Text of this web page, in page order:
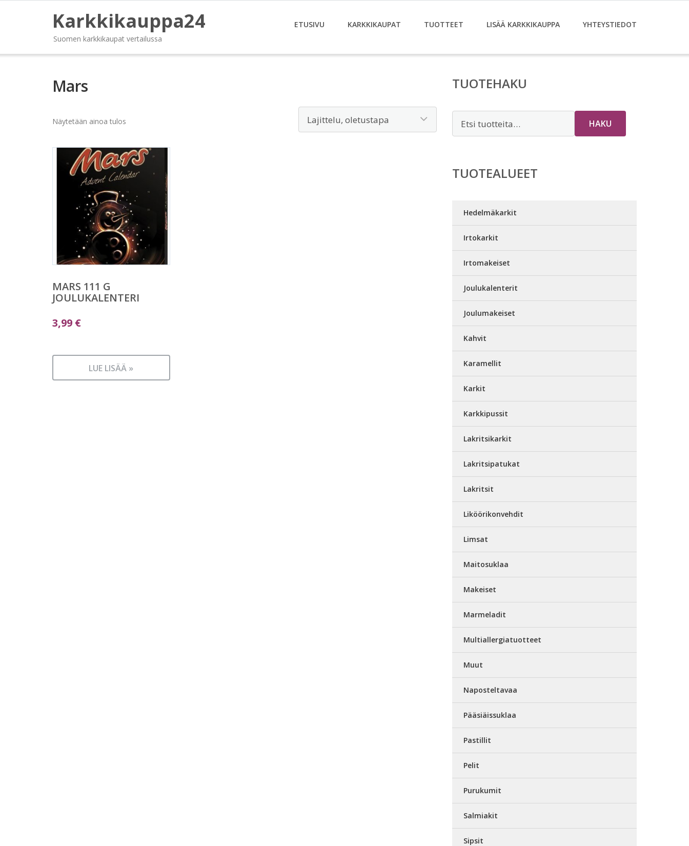
Karkkikauppa24
Suomen karkkikaupat vertailussa
ETUSIVU KARKKIKAUPAT TUOTTEET LISÄÄ KARKKIKAUPPA YHTEYSTIEDOT
Mars
Näytetään ainoa tulos
MARS 111 G
JOULUKALENTERI
3,99 €
LUE LISÄÄ »
TUOTEHAKU
HAKU
TUOTEALUEET
Hedelmäkarkit
Irtokarkit
Irtomakeiset
Joulukalenterit
Joulumakeiset
Kahvit
Karamellit
Karkit
Karkkipussit
Lakritsikarkit
Lakritsipatukat
Lakritsit
Liköörikonvehdit
Limsat
Maitosuklaa
Makeiset
Marmeladit
Multiallergiatuotteet
Muut
Naposteltavaa
Pääsiäissuklaa
Pastillit
Pelit
Purukumit
Salmiakit
Sipsit